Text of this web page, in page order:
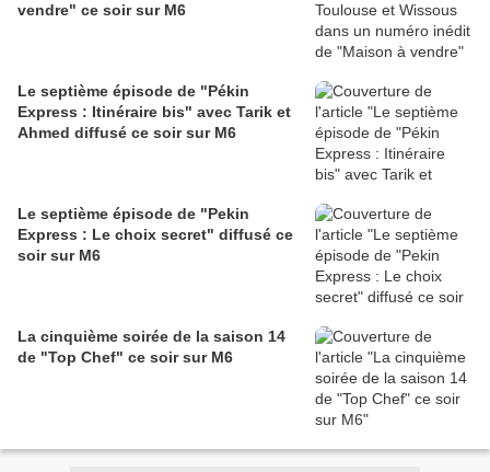
vendre" ce soir sur M6
Le septième épisode de "Pékin
Express : Itinéraire bis" avec Tarik et
Ahmed diffusé ce soir sur M6
Le septième épisode de "Pekin
Express : Le choix secret" diffusé ce
soir sur M6
La cinquième soirée de la saison 14
de "Top Chef" ce soir sur M6